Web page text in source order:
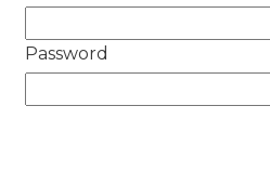
TREND
Password